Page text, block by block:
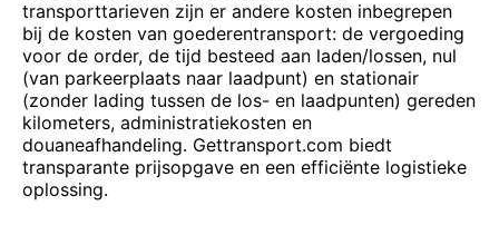
transporttarieven zijn er andere kosten inbegrepen
bij de kosten van goederentransport: de vergoeding
voor de order, de tijd besteed aan laden/lossen, nul
(van parkeerplaats naar laadpunt) en stationair
(zonder lading tussen de los- en laadpunten) gereden
kilometers, administratiekosten en
douaneafhandeling. Gettransport.com biedt
transparante prijsopgave en een efficiënte logistieke
oplossing.